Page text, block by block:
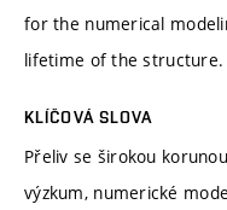
for the numerical
lifetime of the structure.
KLÍČOVÁ SLOVA
Přeliv se širokou
výzkum, numerické